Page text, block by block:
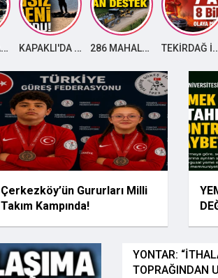
SARAY'DA ARAÇ İKİYE BÖLÜNDÜ, SÜRÜCÜ KURTULDU KAPAKLI'DA GÖL FACİASI: KAYIP ŞAHSIN CANSIZ BEDENİ BULUNDU 286 MAHALLEDE TARLA YOLLARI HASADA HAZIR TEKİRDAĞ İTFAİYESİ 7 AYDA
Çerkezköy’ün Gururları Milli
Takım Kampında!
YONTAR:
TOPRAĞINDAN